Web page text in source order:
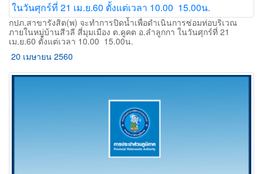
กปภ.สาขารังสิต(พ) จะทำการปิดน้ำเพื่อดำเนินการซ่อมท่อบริเวณ
ภายในหมู่บ้านสีวลี สี่มุมเมือง ต.คูคต อ.ลำลูกกา ในวันศุกร์ที่ 21
เม.ย.60 ตั้งแต่เวลา 10.00  15.00น.
20 เมษายน 2560